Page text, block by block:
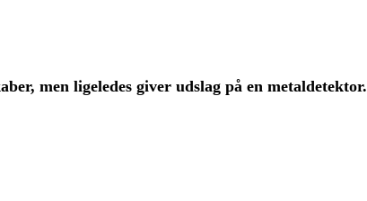
men ligeledes giver udslag på en metaldetektor.